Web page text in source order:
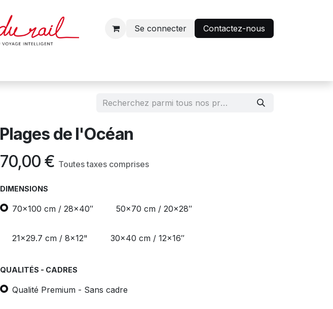
Se connecter Contactez-nous
Plages de l'Océan
70,00 € Toutes taxes comprises
DIMENSIONS
70x100 cm / 28x40″ 50x70 cm / 20x28″
21x29.7 cm / 8x12" 30x40 cm / 12x16″
QUALITÉS - CADRES
Qualité Premium - Sans cadre